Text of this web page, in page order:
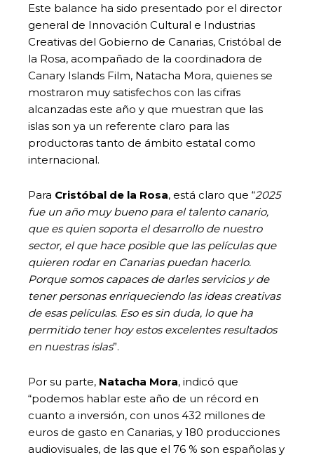
Este balance ha sido presentado por el director
general de Innovación Cultural e Industrias
Creativas del Gobierno de Canarias, Cristóbal de
la Rosa, acompañado de la coordinadora de
Canary Islands Film, Natacha Mora, quienes se
mostraron muy satisfechos con las cifras
alcanzadas este año y que muestran que las
islas son ya un referente claro para las
productoras tanto de ámbito estatal como
internacional.
Para Cristóbal de la Rosa, está claro que “2025
fue un año muy bueno para el talento canario,
que es quien soporta el desarrollo de nuestro
sector, el que hace posible que las películas que
quieren rodar en Canarias puedan hacerlo.
Porque somos capaces de darles servicios y de
tener personas enriqueciendo las ideas creativas
de esas películas. Eso es sin duda, lo que ha
permitido tener hoy estos excelentes resultados
en nuestras islas”.
Por su parte, Natacha Mora, indicó que
“podemos hablar este año de un récord en
cuanto a inversión, con unos 432 millones de
euros de gasto en Canarias, y 180 producciones
audiovisuales, de las que el 76 % son españolas y